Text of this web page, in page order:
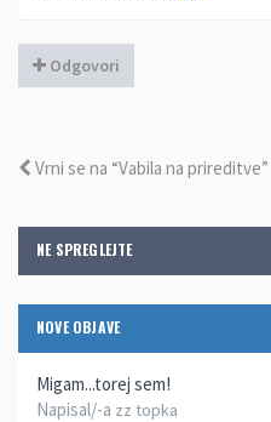
NE SPREGLEJTE
NOVE OBJAVE
Migam...torej sem!
Napisal/-a zz topka
Odgovori
Vrni se na “Vabila na prireditve”